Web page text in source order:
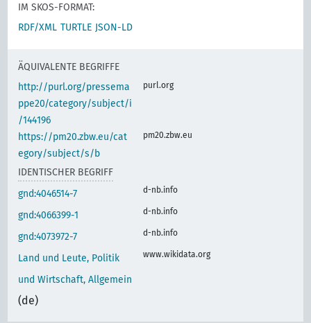
IM SKOS-FORMAT:
RDF/XML TURTLE JSON-LD
ÄQUIVALENTE BEGRIFFE
http://purl.org/pressema
ppe20/category/subject/i
/144196
purl.org
https://pm20.zbw.eu/cat
egory/subject/s/b
pm20.zbw.eu
IDENTISCHER BEGRIFF
gnd:4046514-7
d-nb.info
gnd:4066399-1 d-nb.info
gnd:4073972-7 d-nb.info
Land und Leute, Politik
und Wirtschaft, Allgemein
(de)
www.wikidata.org